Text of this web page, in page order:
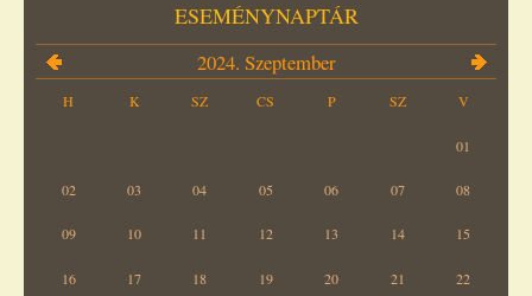
ESEMÉNYNAPTÁR
2024. Szeptember
H K SZ CS P SZ V
01
02 03 04 05 06 07 08
09 10 11 12 13 14 15
16 17 18 19 20 21 22